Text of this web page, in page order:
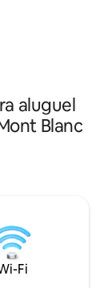
média de
procurando uma
você a encontrou.
aluguel
Blanc
Fi